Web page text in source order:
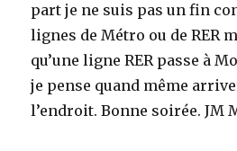
part je ne suis pas un fin
lignes de Métro ou de RER
qu’une ligne RER passe à
je pense quand même
l’endroit. Bonne soirée. JM